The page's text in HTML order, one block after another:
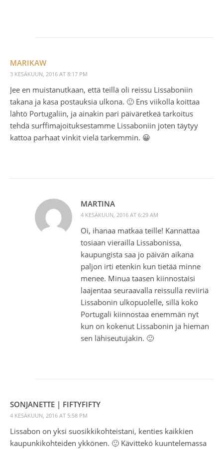
MARIKAW
3 KESÄKUUN, 2016 AT 8:17 PM
Jee en muistanutkaan, että teillä oli reissu Lissaboniin
takana ja kasa postauksia ulkona. 🙂 Ens viikolla koittaa
lähtö Portugaliin, ja ainakin pari päiväretkeä tarkoitus
tehdä surffimajoituksestamme Lissaboniin joten täytyy
kattoa parhaat vinkit vielä tarkemmin. 😀
MARTINA
4 KESÄKUUN, 2016 AT 6:29 AM
Oi, ihanaa matkaa teille! Kannattaa
tosiaan vierailla Lissabonissa,
kaupungista saa jo päivän aikana
paljon irti etenkin kun tietää minne
menee. Minua taasen kiinnostaisi
laajentaa seuraavalla reissulla reviiriä
Lissabonin ulkopuolelle, sillä koko
Portugali kiinnostaa enemmän nyt
kun on kokenut Lissabonin ja hieman
sen lähiseutujakin. 🙂
SONJANETTE | FIFTYFIFTY
4 KESÄKUUN, 2016 AT 5:58 PM
Lissabon on yksi suosikkikohteistani, kenties kaikkien
kaupunkikohteiden ykkönen. 🙂 Kävittekö kuuntelemassa